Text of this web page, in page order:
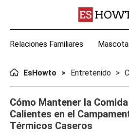
Relaciones Familiares
EsHowto Entretenido
Cómo Mantener la
Calientes en el
Térmicos Caseros